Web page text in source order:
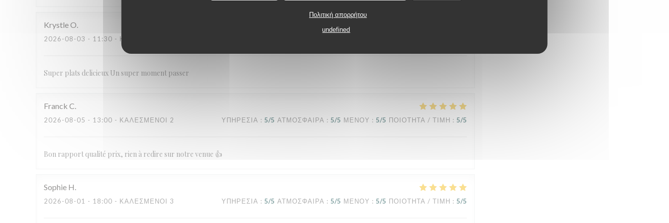
Πολιτική απορρήτου
undefined
KrystleO
2026-08-03 - 11:30 - ΚΑΛΕΣΜΈΝΟΙ 4
Super plats delicieux Un super moment passer
Franck C
2026-08-05 - 13:00 - ΚΑΛΕΣΜΈΝΟΙ 2 ΥΠΗΡΕΣΊΑ : 5/5 ΑΤΜΌΣΦΑΙΡΑ : 5/5 ΜΕΝΟΎ : 5/5 ΠΟΙΌΤΗΤΑ / ΤΙΜΉ : 5/5
Bon rapport qualité prix, rien à redire sur notre venue 👍
Sophie H
2026-08-01 - 18:00 - ΚΑΛΕΣΜΈΝΟΙ 3 ΥΠΗΡΕΣΊΑ : 5/5 ΑΤΜΌΣΦΑΙΡΑ : 5/5 ΜΕΝΟΎ : 5/5 ΠΟΙΌΤΗΤΑ / ΤΙΜΉ : 5/5